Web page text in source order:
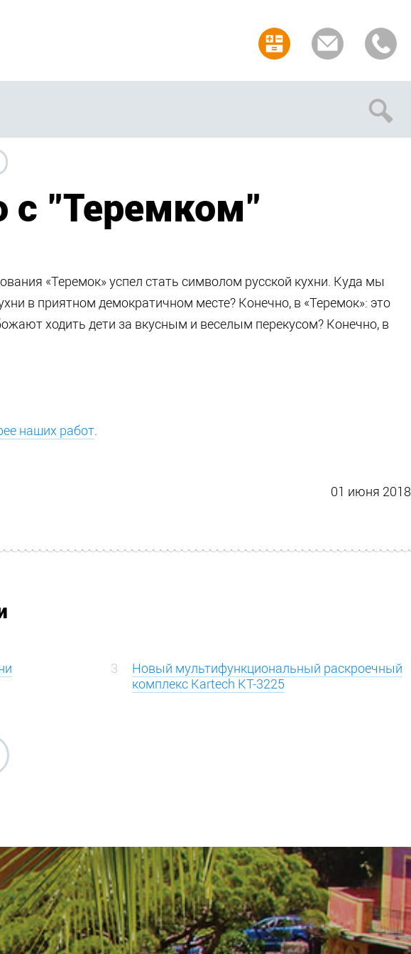
Отмена
с "Теремком"
«Теремок» успел стать символом русской кухни. Куда мы
в приятном демократичном месте? Конечно, в «Теремок»: это
ходить дети за вкусным и веселым перекусом? Конечно, в
наших работ.
01 июня 2018
3
Новый мультифункциональный раскроечный
комплекс Kartech KT-3225